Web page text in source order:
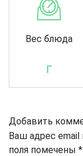
Вес блюда
г
Добавить
Ваш адрес email
поля помечены *